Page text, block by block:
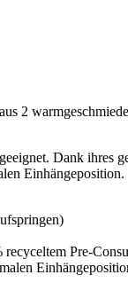
2
Dank ihres
Einhängeposition.
Pre-